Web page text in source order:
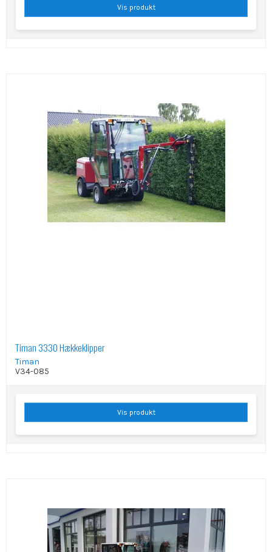
Vis produkt
Timan 3330 Hækkeklipper
Timan
V34-085
Vis produkt